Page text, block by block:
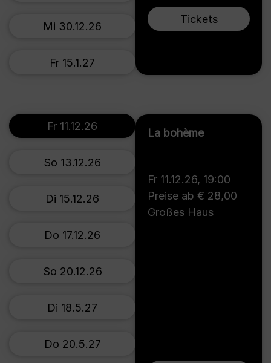
Tickets
Mi 30.12.26
Fr 15.1.27
La bohème
Fr 11.12.26, 19:00
Preise ab € 28,00
Großes Haus
Fr 11.12.26
So 13.12.26
Di 15.12.26
Do 17.12.26
So 20.12.26
Di 18.5.27
Do 20.5.27